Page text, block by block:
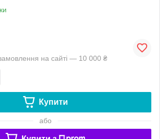
на сайті — 10 000 ₴
Купити
або